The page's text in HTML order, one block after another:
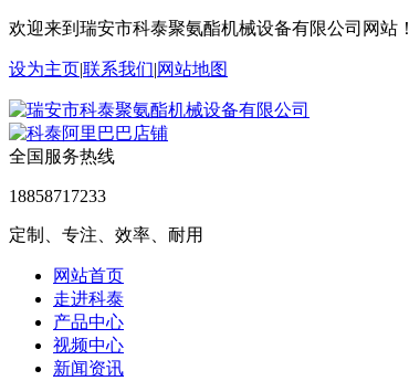
欢迎来到瑞安市科泰聚氨酯机械设备有限公司网站！
设为主页|联系我们|网站地图
全国服务热线
18858717233
定制、专注、效率、耐用
网站首页
走进科泰
产品中心
视频中心
新闻资讯